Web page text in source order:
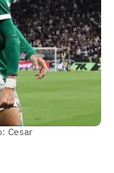
Cesar